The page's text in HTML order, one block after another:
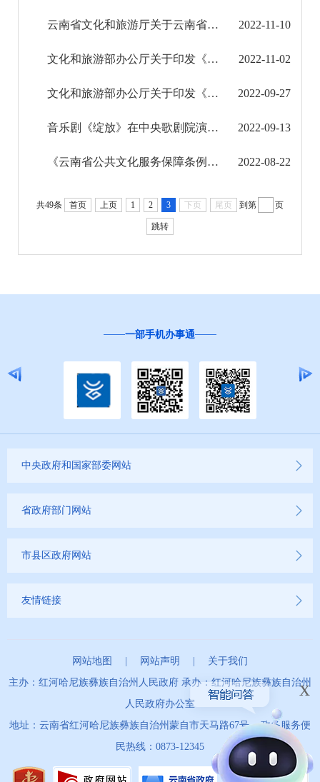
乡村振兴
医疗卫生
义务教育
社会救助
应急预案
产品质量
减税降费
云南省文化和旅游厅关于云南省第五届群众文化“彩云奖”获奖作品名单的公示 2022-11-10
文化和旅游部办公厅关于印发《演出经纪人员资格证管理规定（试行）》的通知 2022-11-02
文化和旅游部办公厅关于印发《群星奖评奖办法》的通知 2022-09-27
音乐剧《绽放》在中央歌剧院演出告捷 2022-09-13
《云南省公共文化服务保障条例》今年9月起施行 2022-08-22
共49条 首页 上页 1 2 3 下页 尾页 到第 页
跳转
一部手机办事通
中央政府和国家部委网站
省政府部门网站
市县区政府网站
友情链接
网站地图 | 网站声明 | 关于我们
主办：红河哈尼族彝族自治州人民政府 承办：红河哈尼族彝族自治州
人民政府办公室
地址：云南省红河哈尼族彝族自治州蒙自市天马路67号 政务服务便
民热线：0873-12345
x